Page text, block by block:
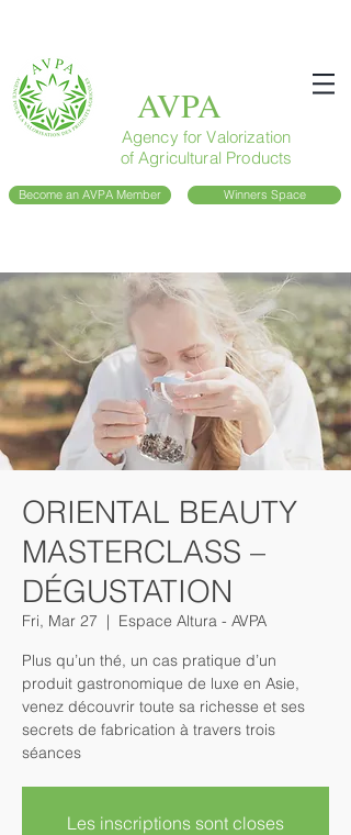
AVPA
Agency for Valorization
of Agricultural Products
Become an AVPA Member Winners Space
ORIENTAL BEAUTY
MASTERCLASS –
DÉGUSTATION
Fri, Mar 27
  |
Espace Altura - AVPA
Plus qu’un thé, un cas pratique d’un
produit gastronomique de luxe en Asie,
venez découvrir toute sa richesse et ses
secrets de fabrication à travers trois
séances
Les inscriptions sont closes